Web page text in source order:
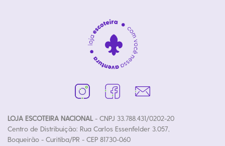
LOJA ESCOTEIRA NACIONAL- CNPJ 33.788.431/0202-20
Centro de Distribuição: Rua Carlos Essenfelder 3.057,
Boqueirão - Curitiba/PR - CEP 81730-060